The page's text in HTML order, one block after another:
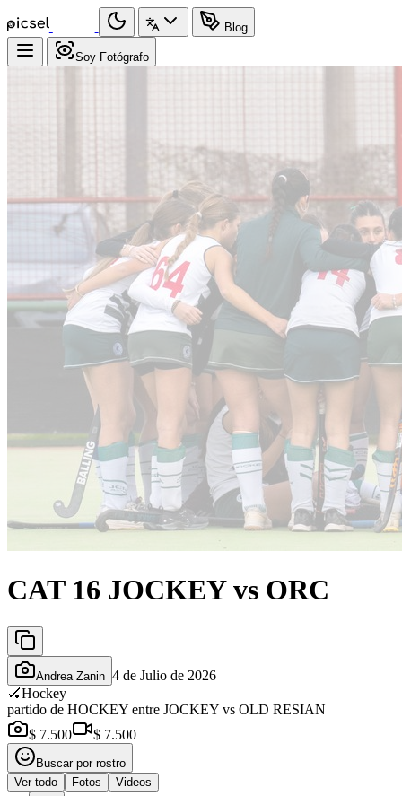
Blog
Soy Fotógrafo
CAT 16 JOCKEY vs ORC
Andrea Zanin 4 de Julio de 2026
🏑Hockey
partido de HOCKEY entre JOCKEY vs OLD RESIAN
$ 7.500
$ 7.500
Buscar por rostro
Ver todo
Fotos Videos